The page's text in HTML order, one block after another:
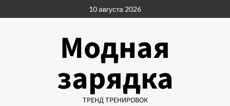
к
10 августа 2026
Модная
зарядка
ТРЕНД ТРЕНИРОВОК